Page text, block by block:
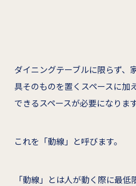
ダイニングテーブルに限らず、
具そのものを置くスペースに加
できるスペースが必要になります
これを「動線」と呼びます。
「動線」とは人が動く際に最低